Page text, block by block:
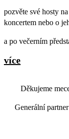
pozvěte své hosty
koncertem nebo o
a po večerním
více
Děkujeme
Generální partner